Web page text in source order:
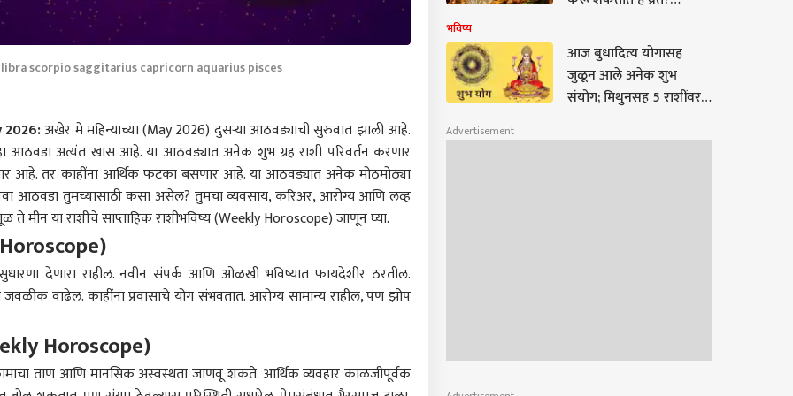
libra scorpio saggitarius capricorn aquarius pisces
2026:अखेर मे महिन्याच्या (May 2026) दुसऱ्या आठवड्याची सुरुवात झाली आहे.
हा आठवडा अत्यंत खास आहे. या आठवड्यात अनेक शुभ ग्रह राशी परिवर्तन करणार
आहे. तर काहींना आर्थिक फटका बसणार आहे. या आठवड्यात अनेक मोठमोठ्या
आठवडा तुमच्यासाठी कसा असेल? तुमचा व्यवसाय, करिअर, आरोग्य आणि लव्ह
मीन या राशींचे साप्ताहिक राशीभविष्य (Weekly Horoscope) जाणून घ्या.
देणारा राहील. नवीन संपर्क आणि ओळखी भविष्यात फायदेशीर ठरतील.
वाढेल. काहींना प्रवासाचे योग संभवतात. आरोग्य सामान्य राहील, पण झोप
Horoscope)
ताण आणि मानसिक अस्वस्थता जाणवू शकते. आर्थिक व्यवहार काळजीपूर्वक
व्रताचे नियम, धार्मिक महत्त्व,
पूजा पद्धत...
भविष्य
आज बुधादित्य योगासह
जुळून आले अनेक शुभ
संयोग; मिथुनसह 5 राशींवर
थेट चौपट वाढणार
Advertisement